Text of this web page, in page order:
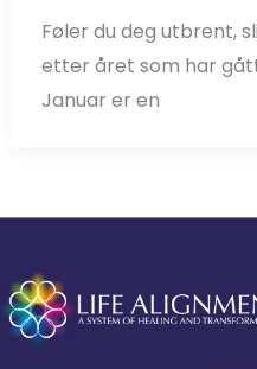
Føler du deg utbrent,
etter året som har
Januar er en